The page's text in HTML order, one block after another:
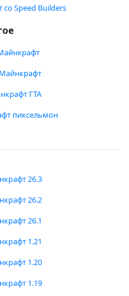
Speed Builders
ГТА
пиксельмон
26.3
26.2
26.1
1.21
1.20
1.19